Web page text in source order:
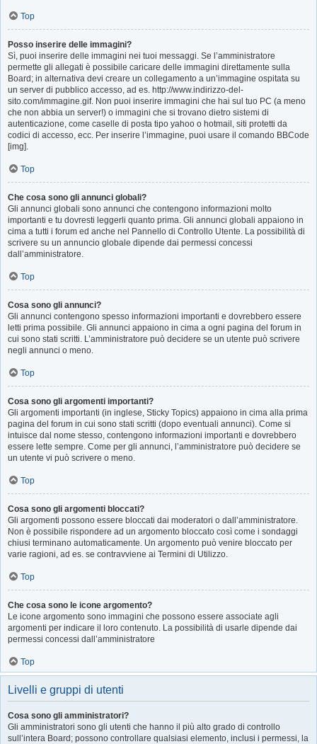
Top
Posso inserire delle immagini?
Sì, puoi inserire delle immagini nei tuoi messaggi. Se l’amministratore
permette gli allegati è possibile caricare delle immagini direttamente sulla
Board; in alternativa devi creare un collegamento a un’immagine ospitata su
un server di pubblico accesso, ad es. http://www.indirizzo-del-
sito.com/immagine.gif. Non puoi inserire immagini che hai sul tuo PC (a meno
che non abbia un server!) o immagini che si trovano dietro sistemi di
autenticazione, come caselle di posta tipo yahoo o hotmail, siti protetti da
codici di accesso, ecc. Per inserire l’immagine, puoi usare il comando BBCode
[img].
Top
Che cosa sono gli annunci globali?
Gli annunci globali sono annunci che contengono informazioni molto
importanti e tu dovresti leggerli quanto prima. Gli annunci globali appaiono in
cima a tutti i forum ed anche nel Pannello di Controllo Utente. La possibilità di
scrivere su un annuncio globale dipende dai permessi concessi
dall’amministratore.
Top
Cosa sono gli annunci?
Gli annunci contengono spesso informazioni importanti e dovrebbero essere
letti prima possibile. Gli annunci appaiono in cima a ogni pagina del forum in
cui sono stati scritti. L’amministratore può decidere se un utente può scrivere
negli annunci o meno.
Top
Cosa sono gli argomenti importanti?
Gli argomenti importanti (in inglese, Sticky Topics) appaiono in cima alla prima
pagina del forum in cui sono stati scritti (dopo eventuali annunci). Come si
intuisce dal nome stesso, contengono informazioni importanti e dovrebbero
essere lette sempre. Come per gli annunci, l’amministratore può decidere se
un utente vi può scrivere o meno.
Top
Cosa sono gli argomenti bloccati?
Gli argomenti possono essere bloccati dai moderatori o dall’amministratore.
Non è possibile rispondere ad un argomento bloccato così come i sondaggi
chiusi terminano automaticamente. Un argomento può venire bloccato per
varie ragioni, ad es. se contravviene ai Termini di Utilizzo.
Top
Che cosa sono le icone argomento?
Le icone argomento sono immagini che possono essere associate agli
argomenti per indicare il loro contenuto. La possibilità di usarle dipende dai
permessi concessi dall’amministratore
Top
Livelli e gruppi di utenti
Cosa sono gli amministratori?
Gli amministratori sono gli utenti che hanno il più alto grado di controllo
sull’intera Board; possono controllare qualsiasi elemento, inclusi i permessi, la